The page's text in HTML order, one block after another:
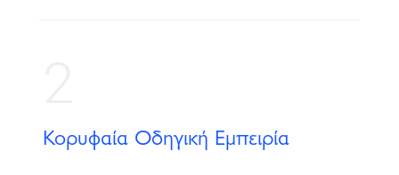
Κορυφαία Οδηγική Εμπειρία